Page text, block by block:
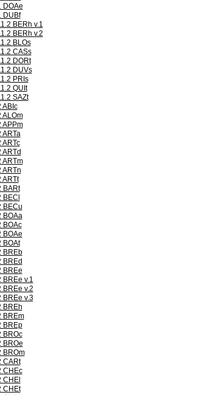
DOAe
DUBf
BERh v.1
BERh v.2
BLOs
CASs
DORt
DUVs
PRIs
QUIt
SAZt
ABIc
ALOm
APPm
ARTa
ARTc
ARTd
ARTm
ARTn
ARTt
BARt
BECl
BECu
BOAa
BOAc
BOAe
BOAt
BREb
BREd
BREe
BREe v.1
BREe v.2
BREe v.3
BREh
BREm
BREp
BROc
BROe
BROm
CARt
CHEc
CHEl
CHEt